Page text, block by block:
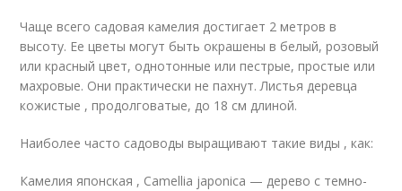
Чаще всего садовая камелия достигает 2 метров в
высоту. Ее цветы могут быть окрашены в белый, розовый
или красный цвет, однотонные или пестрые, простые или
махровые. Они практически не пахнут. Листья деревца
кожистые , продолговатые, до 18 см длиной.
Наиболее часто садоводы выращивают такие виды , как:
Камелия японская , Camellia japonica — дерево с темно-